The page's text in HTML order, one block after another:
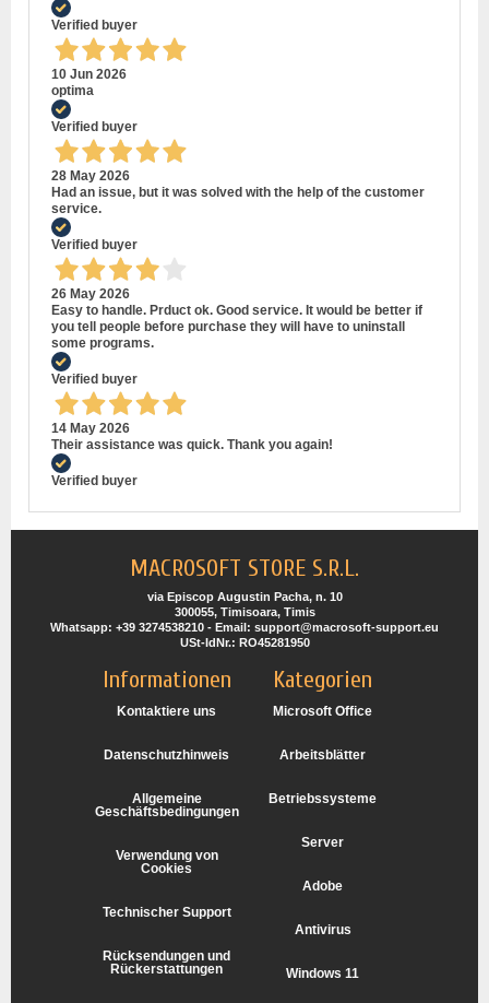
Verified buyer
10 Jun 2026
optima
Verified buyer
28 May 2026
Had an issue, but it was solved with the help of the customer
service.
Verified buyer
26 May 2026
Easy to handle. Prduct ok. Good service. It would be better if
you tell people before purchase they will have to uninstall
some programs.
Verified buyer
14 May 2026
Their assistance was quick. Thank you again!
Verified buyer
MACROSOFT STORE S.R.L.
via Episcop Augustin Pacha, n. 10
300055, Timisoara, Timis
Whatsapp: +39 3274538210 - Email: support@macrosoft-support.eu
USt-IdNr.: RO45281950
Informationen
Kontaktiere uns
Datenschutzhinweis
Allgemeine
Geschäftsbedingungen
Verwendung von
Cookies
Technischer Support
Rücksendungen und
Rückerstattungen
Kategorien
Microsoft Office
Arbeitsblätter
Betriebssysteme
Server
Adobe
Antivirus
Windows 11